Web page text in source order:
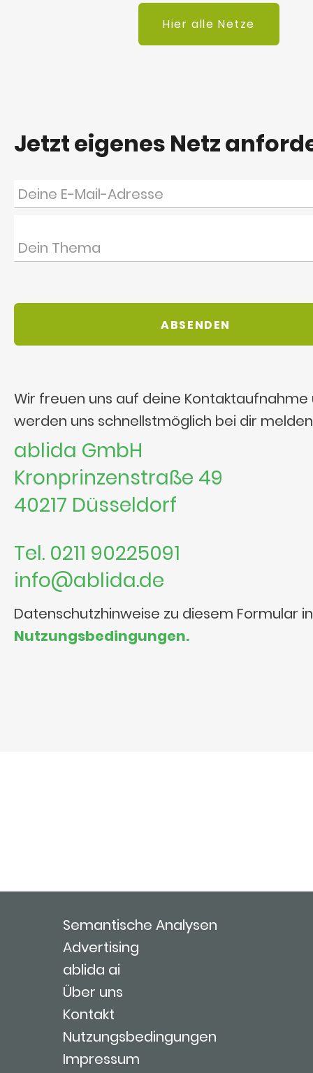
Hier alle Netze
Jetzt eigenes Netz
Wir freuen uns auf deine Kontaktaufnahme
werden uns schnellstmöglich bei dir
ablida GmbH
Kronprinzenstraße 49
40217 Düsseldorf
Tel. 0211 90225091
info@ablida.de
Datenschutzhinweise zu diesem Formular
Nutzungsbedingungen.
Semantische Analysen
Advertising
ablida ai
Über uns
Kontakt
Nutzungsbedingungen
Impressum